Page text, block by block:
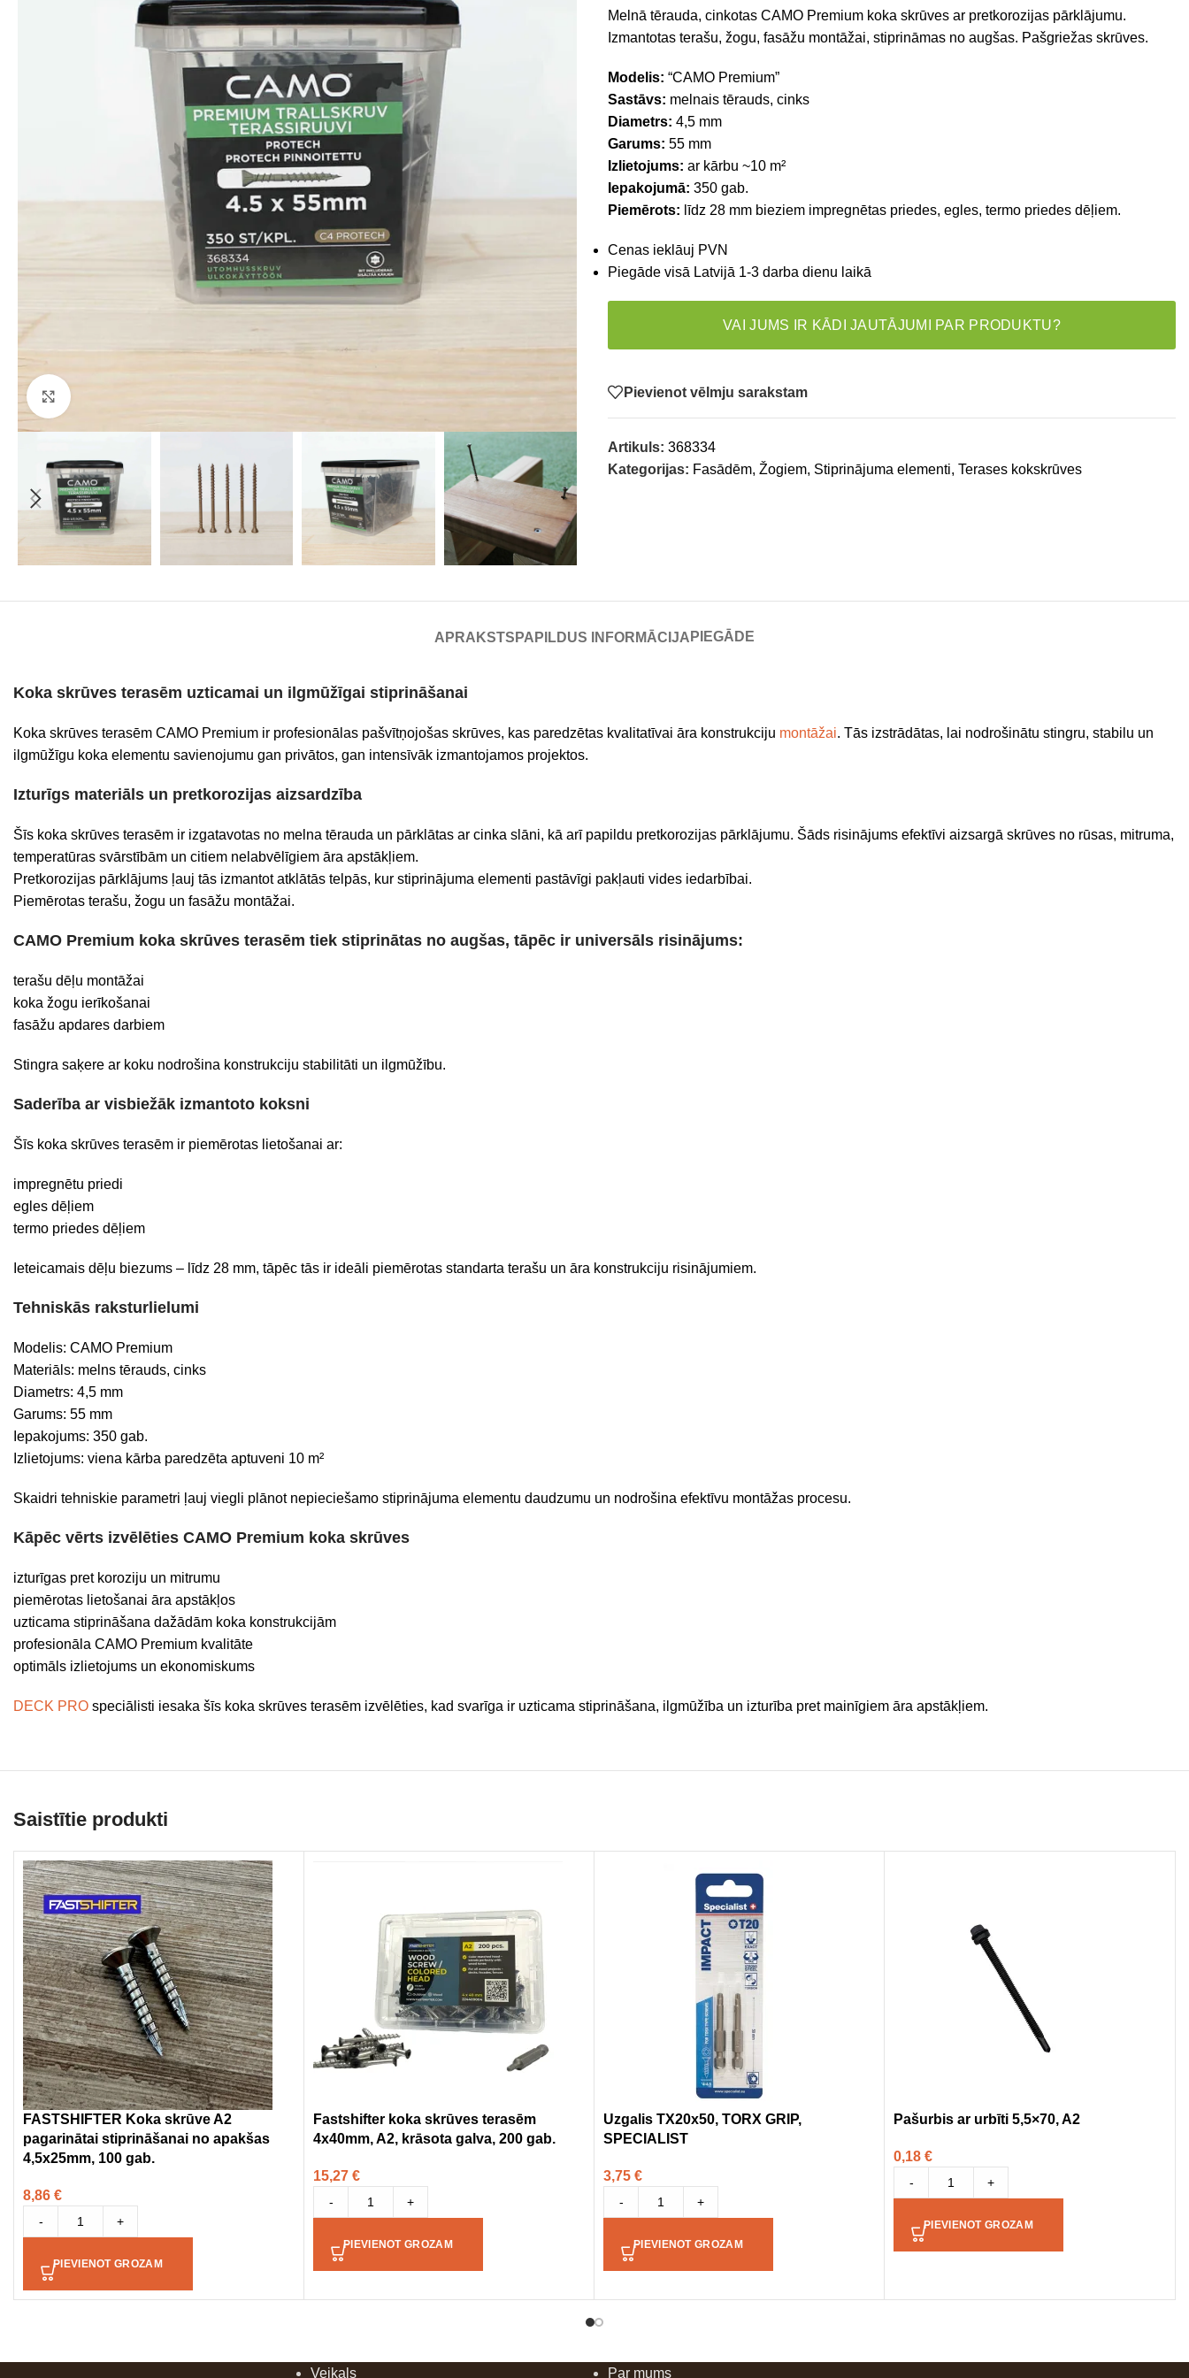
Melnā tērauda, cinkotas CAMO Premium koka skrūves ar pretkorozijas pārklājumu.
Izmantotas terašu, žogu, fasāžu montāžai, stiprināmas no augšas. Pašgriežas skrūves.
Modelis: “CAMO Premium”
Sastāvs: melnais tērauds, cinks
Diametrs: 4,5 mm
Garums: 55 mm
Izlietojums: ar kārbu ~10 m²
Iepakojumā: 350 gab.
Piemērots: līdz 28 mm bieziem impregnētas priedes, egles, termo priedes dēļiem.
Cenas ieklāuj PVN
Piegāde visā Latvijā 1-3 darba dienu laikā
VAI JUMS IR KĀDI JAUTĀJUMI PAR PRODUKTU?
Pievienot vēlmju sarakstam
Artikuls: 368334
Kategorijas: Fasādēm, Žogiem, Stiprinājuma elementi, Terases kokskrūves
APRAKSTS PAPILDUS INFORMĀCIJA PIEGĀDE
Koka skrūves terasēm uzticamai un ilgmūžīgai stiprināšanai
Koka skrūves terasēm CAMO Premium ir profesionālas pašvītņojošas skrūves, kas paredzētas kvalitatīvai āra konstrukciju montāžai. Tās izstrādātas, lai nodrošinātu stingru, stabilu un
ilgmūžīgu koka elementu savienojumu gan privātos, gan intensīvāk izmantojamos projektos.
Izturīgs materiāls un pretkorozijas aizsardzība
Šīs koka skrūves terasēm ir izgatavotas no melna tērauda un pārklātas ar cinka slāni, kā arī papildu pretkorozijas pārklājumu. Šāds risinājums efektīvi aizsargā skrūves no rūsas, mitruma,
temperatūras svārstībām un citiem nelabvēlīgiem āra apstākļiem.
Pretkorozijas pārklājums ļauj tās izmantot atklātās telpās, kur stiprinājuma elementi pastāvīgi pakļauti vides iedarbībai.
Piemērotas terašu, žogu un fasāžu montāžai.
CAMO Premium koka skrūves terasēm tiek stiprinātas no augšas, tāpēc ir universāls risinājums:
terašu dēļu montāžai
koka žogu ierīkošanai
fasāžu apdares darbiem
Stingra saķere ar koku nodrošina konstrukciju stabilitāti un ilgmūžību.
Saderība ar visbiežāk izmantoto koksni
Šīs koka skrūves terasēm ir piemērotas lietošanai ar:
impregnētu priedi
egles dēļiem
termo priedes dēļiem
Ieteicamais dēļu biezums – līdz 28 mm, tāpēc tās ir ideāli piemērotas standarta terašu un āra konstrukciju risinājumiem.
Tehniskās raksturlielumi
Modelis: CAMO Premium
Materiāls: melns tērauds, cinks
Diametrs: 4,5 mm
Garums: 55 mm
Iepakojums: 350 gab.
Izlietojums: viena kārba paredzēta aptuveni 10 m²
Skaidri tehniskie parametri ļauj viegli plānot nepieciešamo stiprinājuma elementu daudzumu un nodrošina efektīvu montāžas procesu.
Kāpēc vērts izvēlēties CAMO Premium koka skrūves
izturīgas pret koroziju un mitrumu
piemērotas lietošanai āra apstākļos
uzticama stiprināšana dažādām koka konstrukcijām
profesionāla CAMO Premium kvalitāte
optimāls izlietojums un ekonomiskums
DECK PRO speciālisti iesaka šīs koka skrūves terasēm izvēlēties, kad svarīga ir uzticama stiprināšana, ilgmūžība un izturība pret mainīgiem āra apstākļiem.
Saistītie produkti
FASTSHIFTER Koka skrūve A2
pagarinātai stiprināšanai no apakšas
4,5x25mm, 100 gab.
8,86 €
- +
PIEVIENOT GROZAM
Fastshifter koka skrūves terasēm
4x40mm, A2, krāsota galva, 200 gab.
15,27 €
- +
PIEVIENOT GROZAM
Uzgalis TX20x50, TORX GRIP,
SPECIALIST
3,75 €
- +
PIEVIENOT GROZAM
Pašurbis ar urbīti 5,5×70, A2
0,18 €
- +
PIEVIENOT GROZAM
Veikals Par mums